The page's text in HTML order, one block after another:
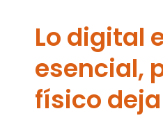
Lo digital
esencial,
físico